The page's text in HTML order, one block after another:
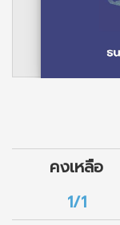
คงเหลือ
1/1